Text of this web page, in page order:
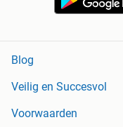
Blog
Veilig en Succesvol
Voorwaarden